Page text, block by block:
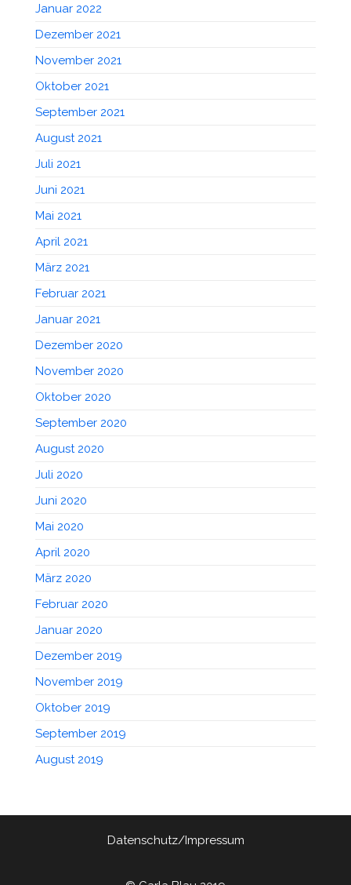
Januar 2022
Dezember 2021
November 2021
Oktober 2021
September 2021
August 2021
Juli 2021
Juni 2021
Mai 2021
April 2021
März 2021
Februar 2021
Januar 2021
Dezember 2020
November 2020
Oktober 2020
September 2020
August 2020
Juli 2020
Juni 2020
Mai 2020
April 2020
März 2020
Februar 2020
Januar 2020
Dezember 2019
November 2019
Oktober 2019
September 2019
August 2019
Datenschutz/Impressum